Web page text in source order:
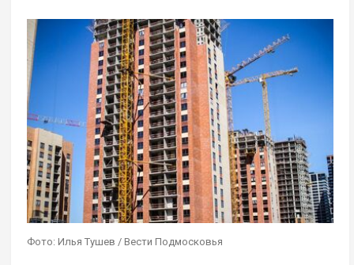
Фото: Илья Тушев / Вести Подмосковья